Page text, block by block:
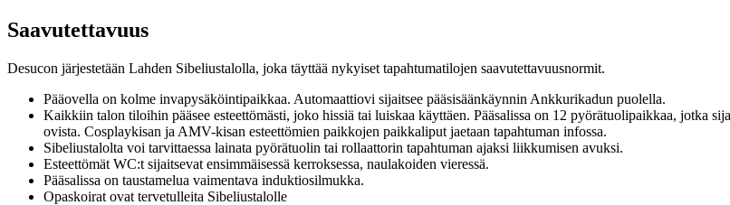
Saavutettavuus
Desucon järjestetään Lahden Sibeliustalolla, joka täyttää nykyiset tapahtumatilojen saavutettavuusnormit.
Pääovella on kolme invapysäköintipaikkaa. Automaattiovi sijaitsee pääsisäänkäynnin Ankkurikadun puolella.
Kaikkiin talon tiloihin pääsee esteettömästi, joko hissiä tai luiskaa käyttäen. Pääsalissa on 12 pyörätuolipaikkaa, jotka
ovista. Cosplaykisan ja AMV-kisan esteettömien paikkojen paikkaliput jaetaan tapahtuman infossa.
Sibeliustalolta voi tarvittaessa lainata pyörätuolin tai rollaattorin tapahtuman ajaksi liikkumisen avuksi.
Esteettömät WC:t sijaitsevat ensimmäisessä kerroksessa, naulakoiden vieressä.
Pääsalissa on taustamelua vaimentava induktiosilmukka.
Opaskoirat ovat tervetulleita Sibeliustalolle